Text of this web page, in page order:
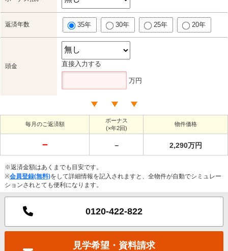
返済年数 35年 30年 25年 20年
頭金 直接入力する
万円
毎月のご返済額
ボーナス
(×年2回)
物件価格
－ － 2,290万円
※返済金額はあくまでも目安です。
※会員登録(無料)をして詳細情報を記入されますと、全物件が自動でシミュレー
ションされとても便利になります。
0120-422-822
見学希望・資料請求